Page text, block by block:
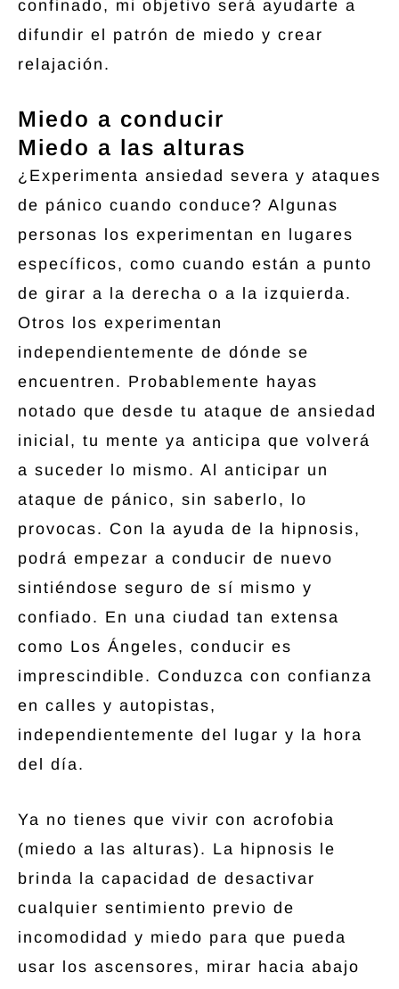
confinado, mi objetivo será ayudarte a
difundir el patrón de miedo y crear
relajación.
Miedo a conducir
Miedo a las alturas
¿Experimenta ansiedad severa y ataques
de pánico cuando conduce? Algunas
personas los experimentan en lugares
específicos, como cuando están a punto
de girar a la derecha o a la izquierda.
Otros los experimentan
independientemente de dónde se
encuentren. Probablemente hayas
notado que desde tu ataque de ansiedad
inicial, tu mente ya anticipa que volverá
a suceder lo mismo. Al anticipar un
ataque de pánico, sin saberlo, lo
provocas. Con la ayuda de la hipnosis,
podrá empezar a conducir de nuevo
sintiéndose seguro de sí mismo y
confiado. En una ciudad tan extensa
como Los Ángeles, conducir es
imprescindible. Conduzca con confianza
en calles y autopistas,
independientemente del lugar y la hora
del día.
Ya no tienes que vivir con acrofobia
(miedo a las alturas). La hipnosis le
brinda la capacidad de desactivar
cualquier sentimiento previo de
incomodidad y miedo para que pueda
usar los ascensores, mirar hacia abajo